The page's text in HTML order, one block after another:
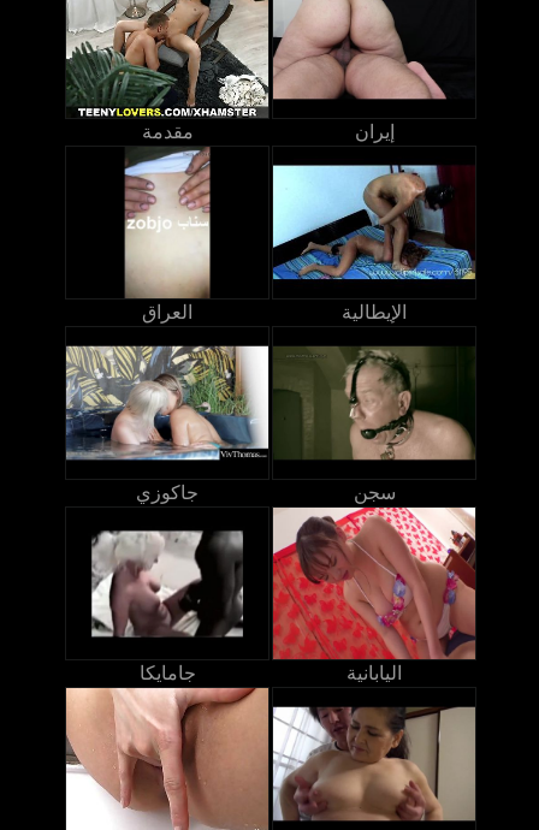
مقدمة إيران
العراق الإيطالية
جاكوزي سجن
جامايكا اليابانية